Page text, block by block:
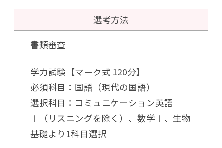
選考方法
書類審査
学力試験【マーク式 120分】
必須科目：国語（現代の国語）
選択科目：コミュニケーション英語
Ⅰ（リスニングを除く）、数学Ⅰ、生物
基礎より1科目選択